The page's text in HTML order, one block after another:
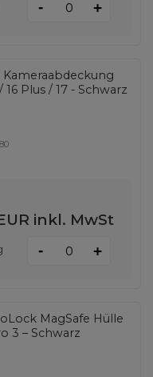
- +
Kameraabdeckung
Plus / 17 - Schwarz
inkl. MwSt
- +
MagSafe Hülle
3 – Schwarz